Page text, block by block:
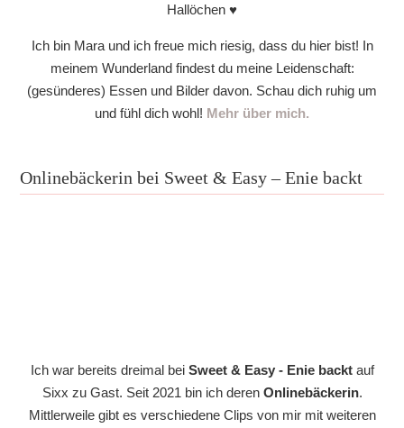
Hallöchen ♥
Ich bin Mara und ich freue mich riesig, dass du hier bist! In
meinem Wunderland findest du meine Leidenschaft:
(gesünderes) Essen und Bilder davon. Schau dich ruhig um
und fühl dich wohl! Mehr über mich.
Onlinebäckerin bei Sweet & Easy – Enie backt
Ich war bereits dreimal bei Sweet & Easy - Enie backtauf
Sixx zu Gast. Seit 2021 bin ich deren Onlinebäckerin.
Mittlerweile gibt es verschiedene Clips von mir mit weiteren